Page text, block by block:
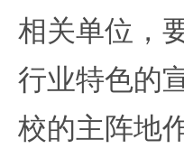
相关单位，
行业特色的
校的主阵地